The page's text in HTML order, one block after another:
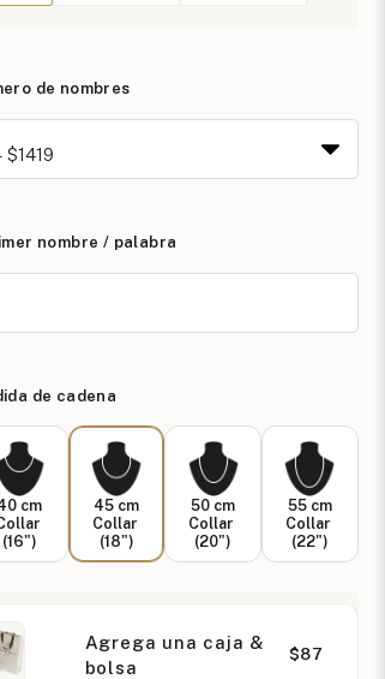
de nombres
nombre / palabra
de cadena
cm
(16")
45 cm
Collar
(18")
50 cm
Collar
(20")
55 cm
Collar
(22")
Agrega una caja &
bolsa
$87